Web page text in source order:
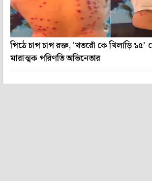
পিঠে চাপ চাপ রক্ত, 'খতরোঁ কে খিলাড়ি ১৫'-
মারাত্মক পরিণতি অভিনেতার